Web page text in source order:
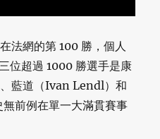
法網的第 100 勝，個人
位超過 1000 勝選手是康
藍道（Ivan Lendl）和
前例在單一大滿貫賽事